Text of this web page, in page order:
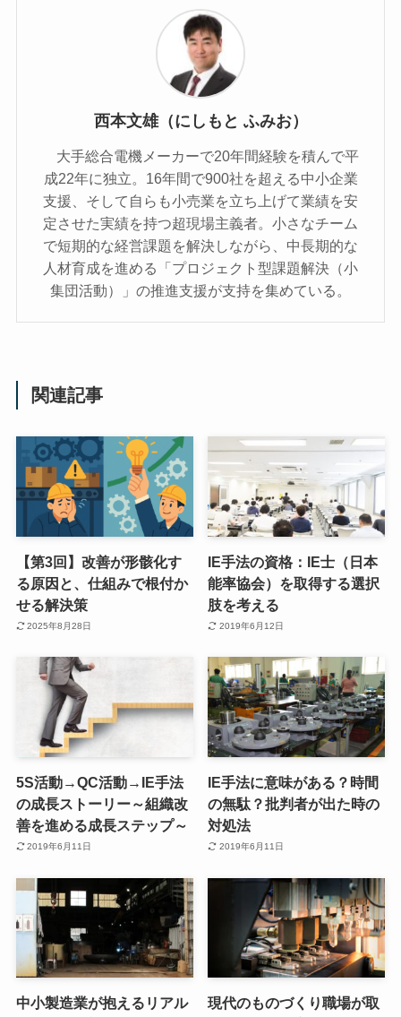
西本文雄（にしもと ふみお）
大手総合電機メーカーで20年間経験を積んで平
成22年に独立。16年間で900社を超える中小企業
支援、そして自らも小売業を立ち上げて業績を安
定させた実績を持つ超現場主義者。小さなチーム
で短期的な経営課題を解決しながら、中長期的な
人材育成を進める「プロジェクト型課題解決（小
集団活動）」の推進支援が支持を集めている。
関連記事
【第3回】改善が形骸化す
る原因と、仕組みで根付か
せる解決策
2025年8月28日
IE手法の資格：IE士（日本
能率協会）を取得する選択
肢を考える
2019年6月12日
5S活動→QC活動→IE手法
の成長ストーリー～組織改
善を進める成長ステップ～
2019年6月11日
IE手法に意味がある？時間
の無駄？批判者が出た時の
対処法
2019年6月11日
中小製造業が抱えるリアル
現代のものづくり職場が取